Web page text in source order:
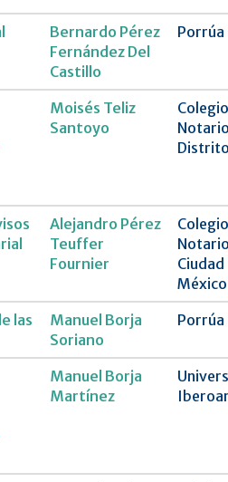
Bernardo Pérez
Fernández Del
Castillo
Porrúa
Moisés Teliz
Santoyo
Alejandro Pérez
Teuffer
Fournier
Ciudad
México
las
Manuel Borja
Soriano
Porrúa
Manuel Borja
Martínez